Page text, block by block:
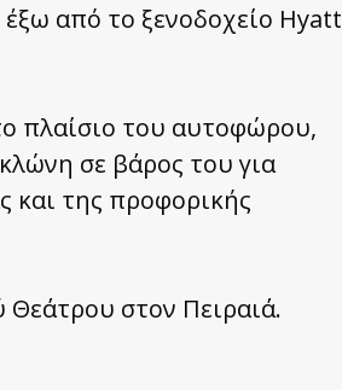
από το ξενοδοχείο
πλαίσιο του αυτοφώρου,
σε βάρος του για
και της προφορικής
στον Πειραιά.